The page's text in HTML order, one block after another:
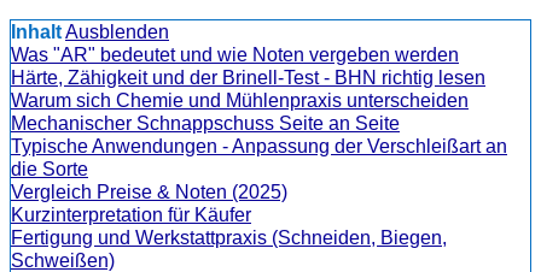
InhaltAusblenden
Was "AR" bedeutet und wie Noten vergeben werden
Härte, Zähigkeit und der Brinell-Test - BHN richtig lesen
Warum sich Chemie und Mühlenpraxis unterscheiden
Mechanischer Schnappschuss Seite an Seite
Typische Anwendungen - Anpassung der Verschleißart an
die Sorte
Vergleich Preise & Noten (2025)
Kurzinterpretation für Käufer
Fertigung und Werkstattpraxis (Schneiden, Biegen,
Schweißen)